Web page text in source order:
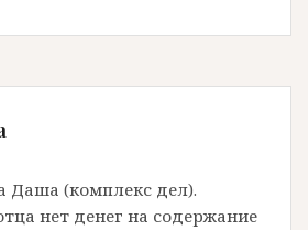
Даша (комплекс дел).
нет денег на содержание